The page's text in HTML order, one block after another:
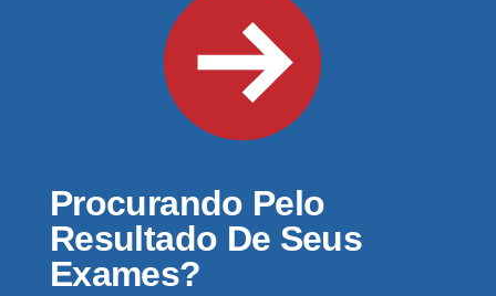
Procurando Pelo
Resultado De Seus
Exames?